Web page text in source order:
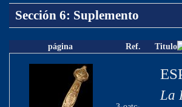
Sección 6: Suplemento
página Ref. Titulo
La